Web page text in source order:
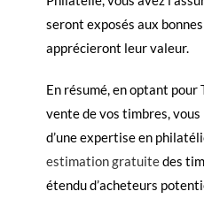
seront exposés aux
apprécieront leur valeur.
En résumé, en optant
vente de vos timbres,
d’une expertise en
estimation gratuitedes
étendu d’acheteurs